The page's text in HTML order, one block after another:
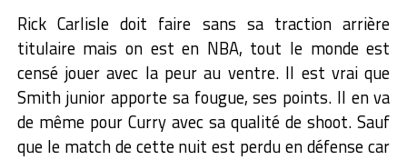
Rick Carlisle doit faire sans sa traction arrière
titulaire mais on est en NBA, tout le monde est
censé jouer avec la peur au ventre. Il est vrai que
Smith junior apporte sa fougue, ses points. Il en va
de même pour Curry avec sa qualité de shoot. Sauf
que le match de cette nuit est perdu en défense car